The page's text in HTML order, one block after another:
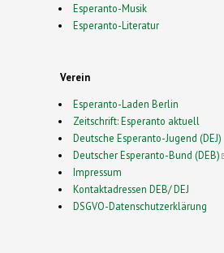
Esperanto-Musik
Esperanto-Literatur
Verein
Esperanto-Laden Berlin
Zeitschrift: Esperanto aktuell
Deutsche Esperanto-Jugend (DEJ)
Deutscher Esperanto-Bund (DEB)
Impressum
Kontaktadressen DEB/ DEJ
DSGVO-Datenschutzerklärung